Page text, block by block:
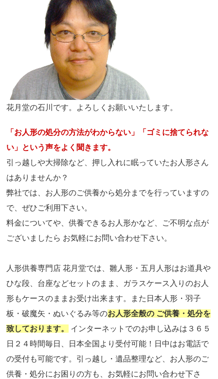
花月堂の石川です。よろしくお願いいたします。
「お人形の処分の方法がわからない」「ゴミに捨てられな
い」という声をよく聞きます。
引っ越しや大掃除など、押し入れに眠っていたお人形さん
はありませんか？
弊社では、お人形のご供養から処分までを行っていますの
で、ぜひご利用下さい。
料金についてや、供養できるお人形かなど、ご不明な点が
ございましたら お気軽にお問い合わせ下さい。
人形供養専門店 花月堂では、雛人形・五月人形はお道具や
ひな段、台座などセットのまま、ガラスケース入りのお人
形もケースのままお受け出来ます。また日本人形・羽子
板・破魔矢・ぬいぐるみ等のお人形全般の ご供養・処分を
致しております。
インターネットでのお申し込みは３６５
日２４時間毎日、日本全国より受付可能！日中はお電話で
の受付も可能です。引っ越し・遺品整理など、お人形のご
供養・処分にお困りの方も、お気軽にお問い合わせ下さ